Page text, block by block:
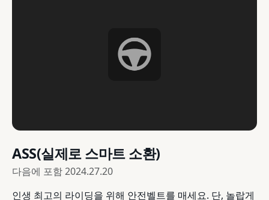
ASS(실제로 스마트 소환)
다음에 포함2024.27.20
인생 최고의 라이딩을 위해 안전벨트를 매세요. 단, 놀랍게